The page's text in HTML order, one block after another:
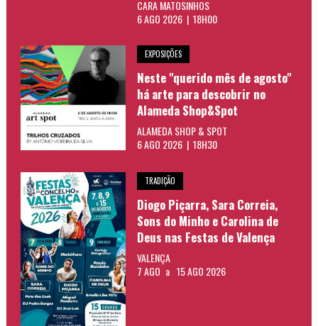
CARA MATOSINHOS
6 AGO 2026 | 18H00
EXPOSIÇÕES
Neste "querido mês de agosto"
há arte para descobrir no
Alameda Shop&Spot
ALAMEDA SHOP & SPOT
6 AGO 2026 | 18H30
TRADIÇÃO
Diogo Piçarra, Sara Correia,
Sons do Minho e Carolina de
Deus nas Festas de Valença
VALENÇA
7 AGO a 15 AGO 2026